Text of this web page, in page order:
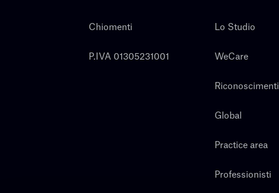
Chiomenti
P.IVA 01305231001
Lo Studio
WeCare
Riconoscimenti
Global
Practice area
Professionisti